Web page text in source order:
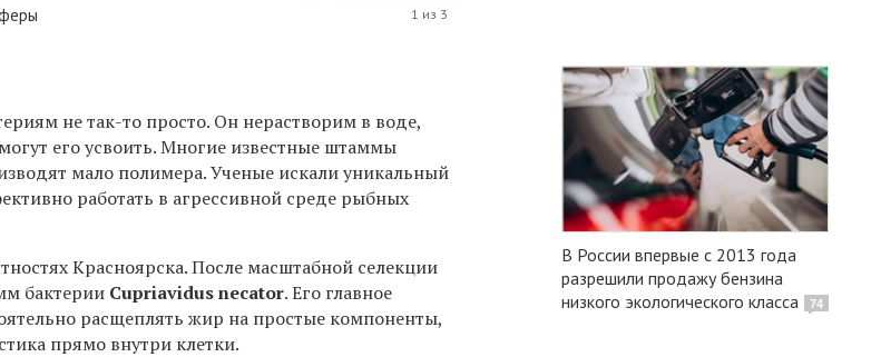
1 из 3
не так-то просто. Он нерастворим в воде,
его усвоить. Многие известные штаммы
мало полимера. Ученые искали уникальный
работать в агрессивной среде рыбных
Красноярска. После масштабной селекции
бактерии Cupriavidus necator. Его главное
расщеплять жир на простые компоненты,
прямо внутри клетки.
В России впервые с 2013 года
разрешили продажу бензина
низкого экологического класса
74